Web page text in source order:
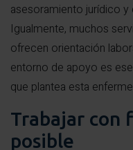
asesoramiento jurídico
Igualmente, muchos
ofrecen orientación
entorno de apoyo es
que plantea esta
Trabajar con
posible